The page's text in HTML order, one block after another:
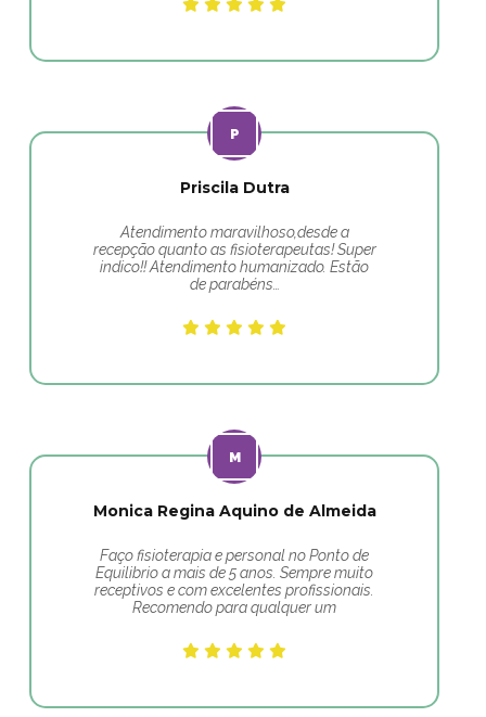
Priscila Dutra
Atendimento maravilhoso,desde a
recepção quanto as fisioterapeutas! Super
indico!! Atendimento humanizado. Estão
de parabéns…
Monica Regina Aquino de Almeida
Faço fisioterapia e personal no Ponto de
Equilibrio a mais de 5 anos. Sempre muito
receptivos e com excelentes profissionais.
Recomendo para qualquer um